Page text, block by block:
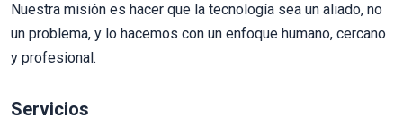
Nuestra misión es hacer que la tecnología sea un aliado, no
un problema, y lo hacemos con un enfoque humano, cercano
y profesional.
Servicios